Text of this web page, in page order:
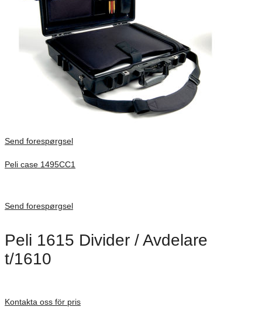
Send forespørgsel
Peli case 1495CC1
Send forespørgsel
Peli 1615 Divider / Avdelare
t/1610
Kontakta oss för pris